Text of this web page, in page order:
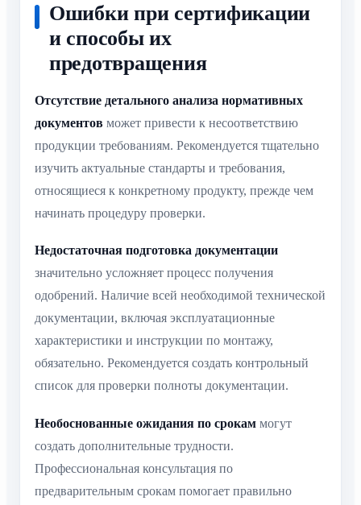
Ошибки при сертификации
и способы их
предотвращения
Отсутствие детального анализа нормативных
документов может привести к несоответствию
продукции требованиям. Рекомендуется тщательно
изучить актуальные стандарты и требования,
относящиеся к конкретному продукту, прежде чем
начинать процедуру проверки.
Недостаточная подготовка документации
значительно усложняет процесс получения
одобрений. Наличие всей необходимой технической
документации, включая эксплуатационные
характеристики и инструкции по монтажу,
обязательно. Рекомендуется создать контрольный
список для проверки полноты документации.
Необоснованные ожидания по срокам могут
создать дополнительные трудности.
Профессиональная консультация по
предварительным срокам помогает правильно